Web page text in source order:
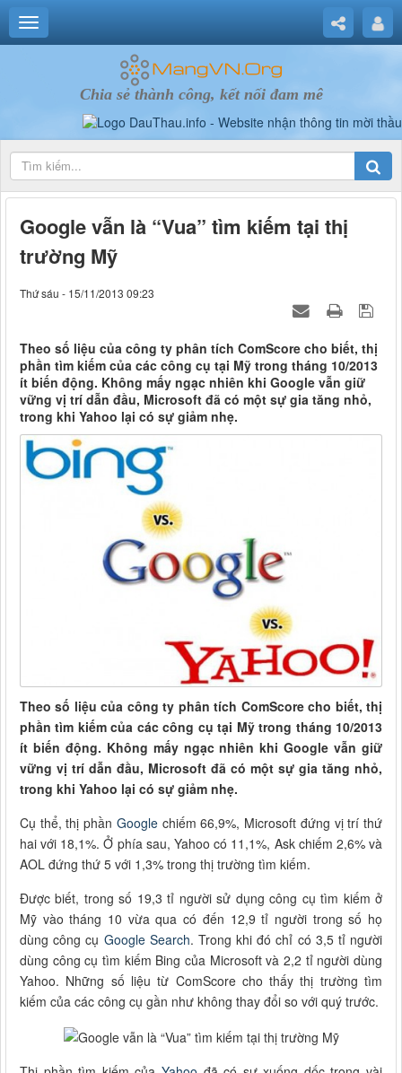
Chia sẻ thành công, kết nối đam mê
Google vẫn là “Vua” tìm kiếm tại thị
trường Mỹ
Thứ sáu - 15/11/2013 09:23
Theo số liệu của công ty phân tích ComScore cho biết, thị
phần tìm kiếm của các công cụ tại Mỹ trong tháng 10/2013
ít biến động. Không mấy ngạc nhiên khi Google vẫn giữ
vững vị trí dẫn đầu, Microsoft đã có một sự gia tăng nhỏ,
trong khi Yahoo lại có sự giảm nhẹ.
Theo số liệu của công ty phân tích ComScore cho biết, thị
phần tìm kiếm của các công cụ tại Mỹ trong tháng 10/2013
ít biến động. Không mấy ngạc nhiên khi Google vẫn giữ
vững vị trí dẫn đầu, Microsoft đã có một sự gia tăng nhỏ,
trong khi Yahoo lại có sự giảm nhẹ.
Cụ thể, thị phần Googlechiếm 66,9%, Microsoft đứng vị trí thứ
hai với 18,1%. Ở phía sau, Yahoo có 11,1%, Ask chiếm 2,6% và
AOL đứng thứ 5 với 1,3% trong thị trường tìm kiếm.
Được biết, trong số 19,3 tỉ người sử dụng công cụ tìm kiếm ở
Mỹ vào tháng 10 vừa qua có đến 12,9 tỉ người trong số họ
dùng công cụ Google Search. Trong khi đó chỉ có 3,5 tỉ người
dùng công cụ tìm kiếm Bing của Microsoft và 2,2 tỉ người dùng
Yahoo. Những số liệu từ ComScore cho thấy thị trường tìm
kiếm của các công cụ gần như không thay đổi so với quý trước.